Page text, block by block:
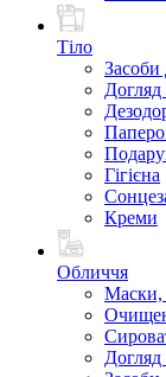
Тіло
Гігієна
Креми
Обличчя
Маски,
Догляд